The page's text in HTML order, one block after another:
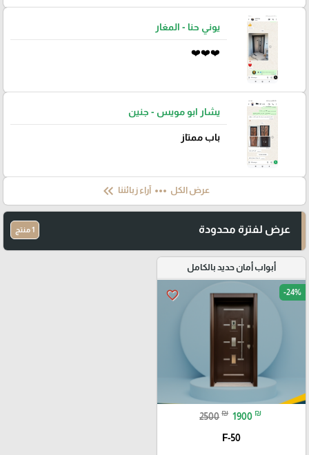
يوني حنا - المغار
❤️❤️❤️
يشار ابو مويس - جنين
باب ممتاز
عرض الكل more_horiz آراء زبائننا keyboard_double_arrow_left
عرض لفترة محدودة 1 منتج
أبواب أمان حديد بالكامل
favorite_border -24%
2500 ₪ 1900 ₪
F-50